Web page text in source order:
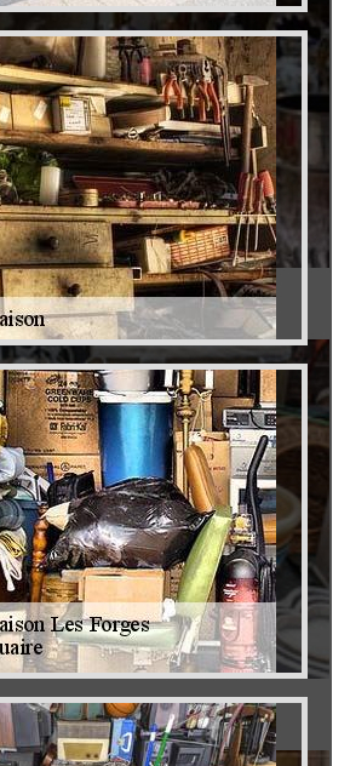
Antiquaire 79
Brocanteur 79